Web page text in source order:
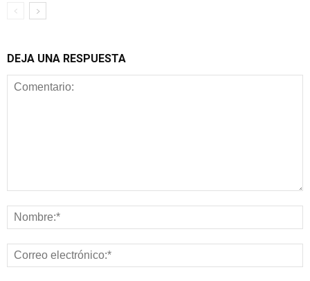
DEJA UNA RESPUESTA